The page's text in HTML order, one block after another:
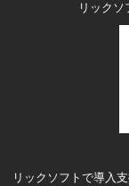
リックソ
リックソフトで導入